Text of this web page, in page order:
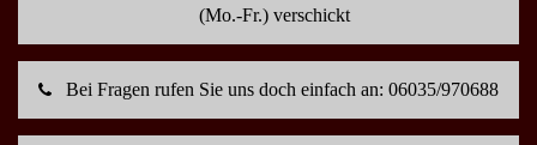
(Mo.-Fr.) verschickt
Bei Fragen rufen Sie uns doch einfach an: 06035/970688